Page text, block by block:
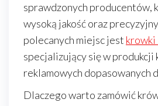
sprawdzonych producentów,
wysoką jakość oraz
polecanych miejsc jest krowki
specjalizujący się w produkcji
reklamowych dopasowanych
Dlaczego warto zamówić